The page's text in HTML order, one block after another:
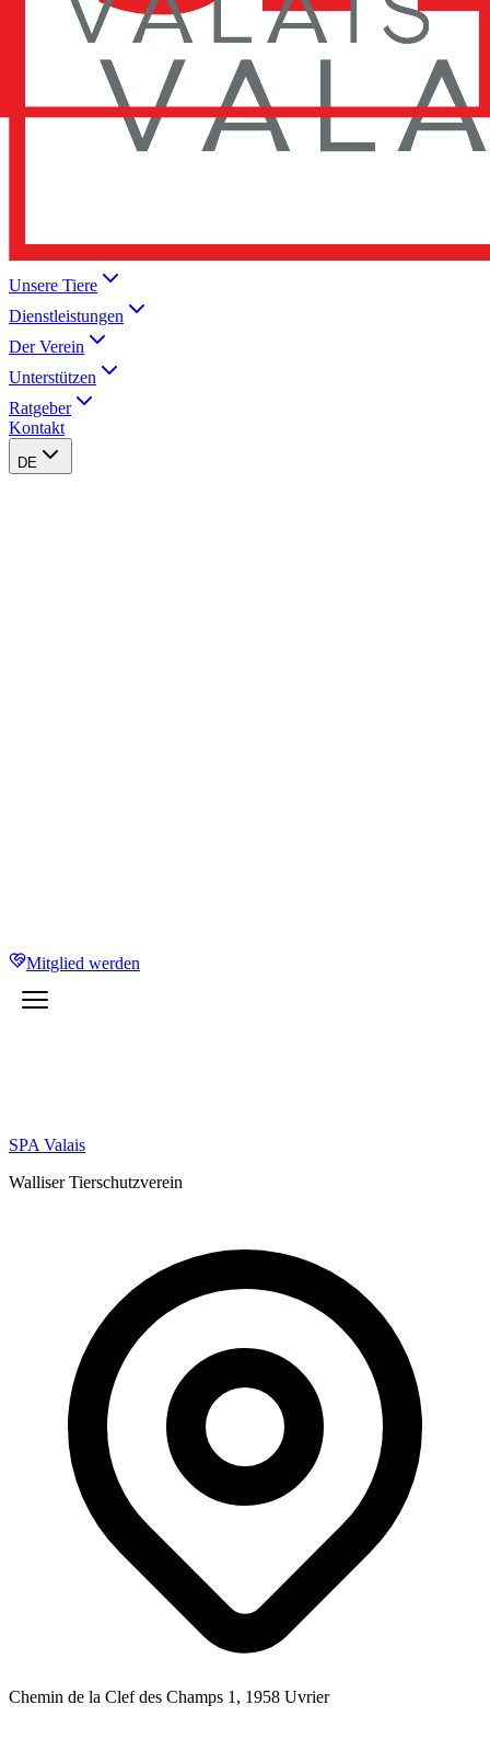
Unsere Tiere
Dienstleistungen
Der Verein
Unterstützen
Ratgeber
Kontakt
DE
Mitglied werden
SPA Valais
Walliser Tierschutzverein
Chemin de la Clef des Champs 1, 1958 Uvrier